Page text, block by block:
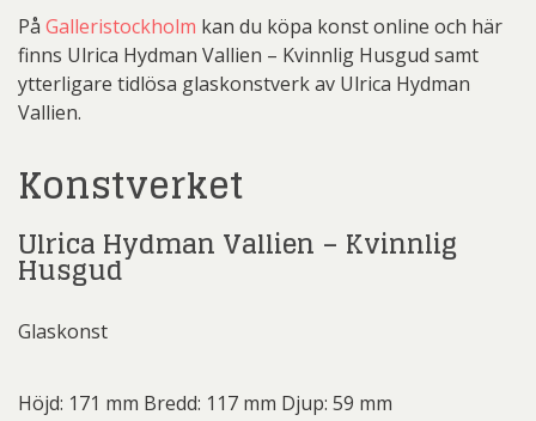
På Galleristockholm kan du köpa konst online och här
finns Ulrica Hydman Vallien – Kvinnlig Husgud samt
ytterligare tidlösa glaskonstverk av Ulrica Hydman
Vallien.
Konstverket
Ulrica Hydman Vallien – Kvinnlig
Husgud
Glaskonst
Höjd: 171 mm Bredd: 117 mm Djup: 59 mm